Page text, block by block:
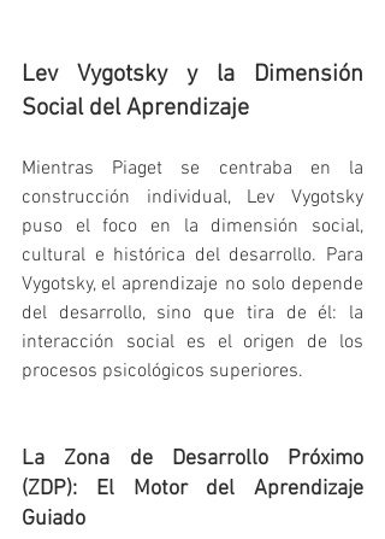
Lev Vygotsky y la Dimensión
Social del Aprendizaje
Mientras Piaget se centraba en la
construcción individual, Lev Vygotsky
puso el foco en la dimensión social,
cultural e histórica del desarrollo. Para
Vygotsky, el aprendizaje no solo depende
del desarrollo, sino que tira de él: la
interacción social es el origen de los
procesos psicológicos superiores.
La Zona de Desarrollo Próximo
(ZDP): El Motor del Aprendizaje
Guiado